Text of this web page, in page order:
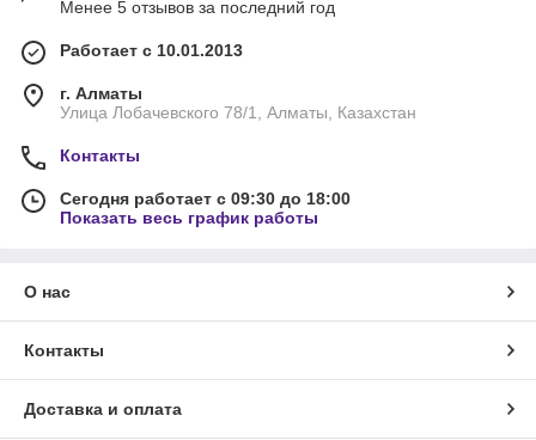
Менее 5 отзывов за последний год
Работает с 10.01.2013
г. Алматы
Улица Лобачевского 78/1, Алматы, Казахстан
Контакты
Сегодня работает с 09:30 до 18:00
Показать весь график работы
О нас
Контакты
Доставка и оплата